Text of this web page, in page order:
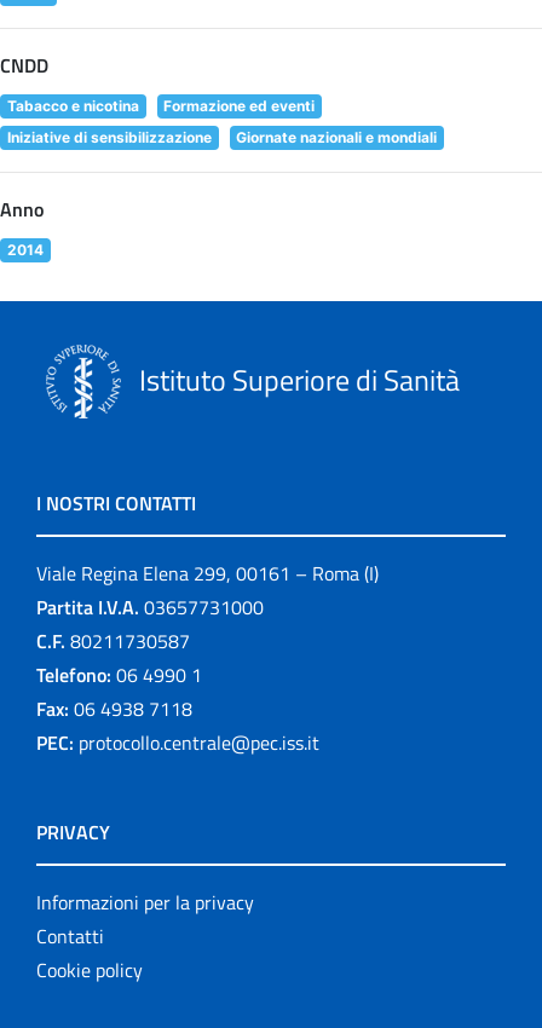
CNDD
Tabacco e nicotina
Formazione ed eventi
Iniziative di sensibilizzazione
Giornate nazionali e mondiali
Anno
2014
Istituto Superiore di Sanità
I NOSTRI CONTATTI
Viale Regina Elena 299, 00161 – Roma (I)
Partita I.V.A. 03657731000
C.F. 80211730587
Telefono: 06 4990 1
Fax: 06 4938 7118
PEC: protocollo.centrale@pec.iss.it
PRIVACY
Informazioni per la privacy
Contatti
Cookie policy